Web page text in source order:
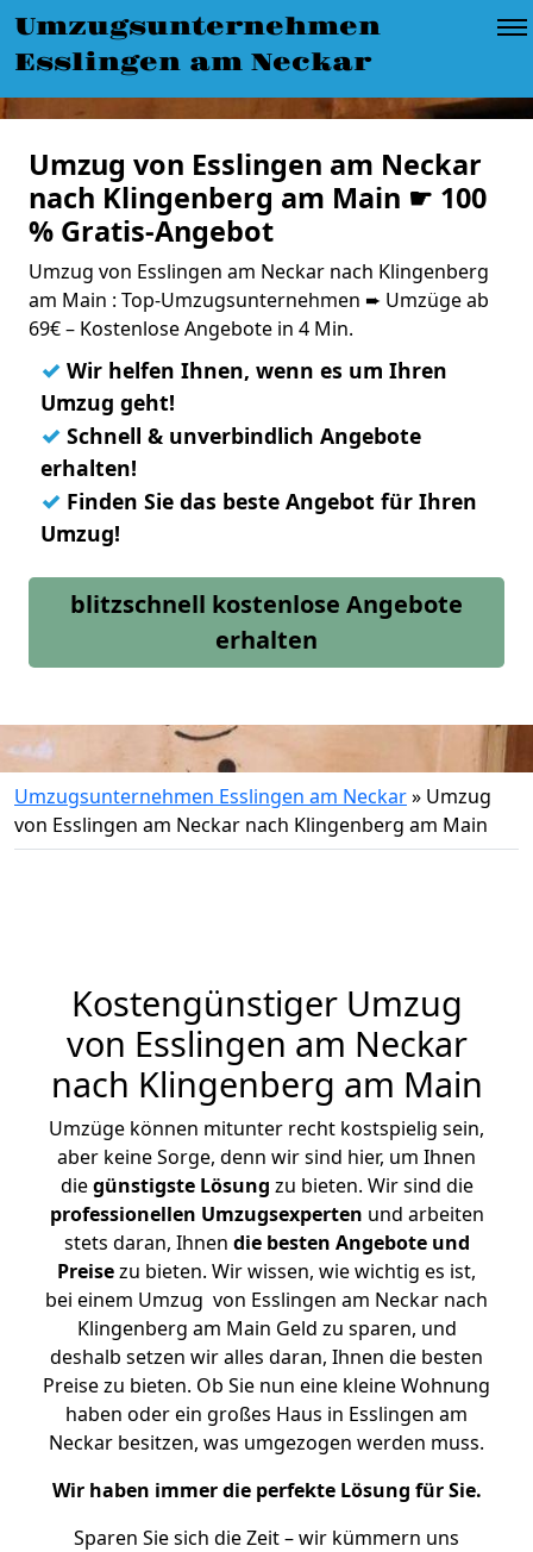
Umzugsunternehmen
Esslingen am Neckar
Umzug von Esslingen am Neckar
nach Klingenberg am Main ☛ 100
% Gratis-Angebot
Umzug von Esslingen am Neckar nach Klingenberg
am Main : Top-Umzugsunternehmen ➨ Umzüge ab
69€ – Kostenlose Angebote in 4 Min.
✓ Wir helfen Ihnen, wenn es um Ihren
Umzug geht!
✓ Schnell & unverbindlich Angebote
erhalten!
✓ Finden Sie das beste Angebot für Ihren
Umzug!
blitzschnell kostenlose Angebote
erhalten
Umzugsunternehmen Esslingen am Neckar» Umzug
von Esslingen am Neckar nach Klingenberg am Main
Kostengünstiger Umzug
von Esslingen am Neckar
nach Klingenberg am Main
Umzüge können mitunter recht kostspielig sein,
aber keine Sorge, denn wir sind hier, um Ihnen
diegünstigste Lösung zu bieten. Wir sind die
professionellen Umzugsexperten und arbeiten
stets daran, Ihnen die besten Angebote und
Preisezu bieten. Wir wissen, wie wichtig es ist,
bei einem Umzug von Esslingen am Neckar nach
Klingenberg am Main Geld zu sparen, und
deshalb setzen wir alles daran, Ihnen die besten
Preise zu bieten. Ob Sie nun eine kleine Wohnung
haben oder ein großes Haus in Esslingen am
Neckar besitzen, was umgezogen werden muss.
Wir haben immer die perfekte Lösung für Sie.
Sparen Sie sich die Zeit – wir kümmern uns